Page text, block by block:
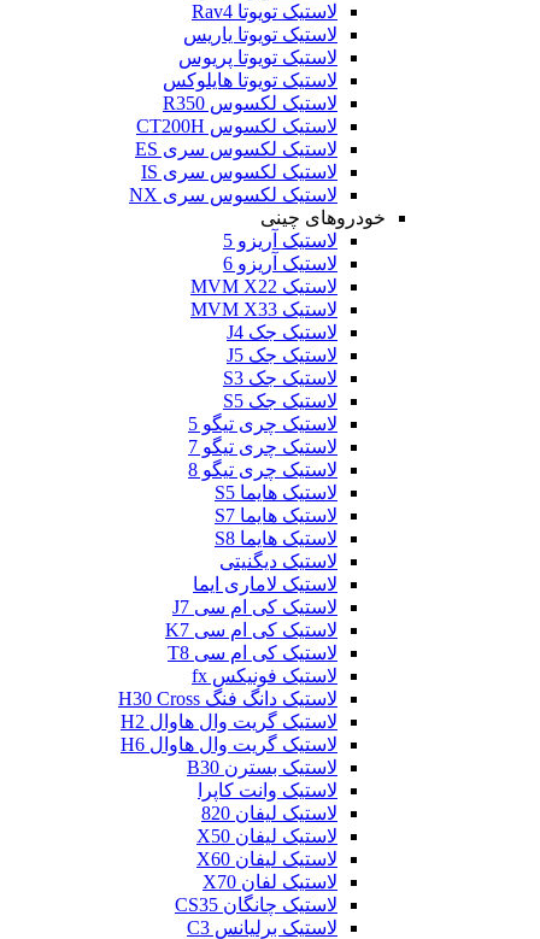
لاستیک تویوتا Rav4
لاستیک تویوتا یاریس
لاستیک تویوتا پریوس
لاستیک تویوتا هایلوکس
لاستیک لکسوس R350
لاستیک لکسوس CT200H
لاستیک لکسوس سری ES
لاستیک لکسوس سری IS
لاستیک لکسوس سری NX
خودروهای چینی
لاستیک آریزو 5
لاستیک آریزو 6
لاستیک MVM X22
لاستیک MVM X33
لاستیک جک J4
لاستیک جک J5
لاستیک جک S3
لاستیک جک S5
لاستیک چری تیگو 5
لاستیک چری تیگو 7
لاستیک چری تیگو 8
لاستیک هایما S5
لاستیک هایما S7
لاستیک هایما S8
لاستیک دیگنیتی
لاستیک لاماری ایما
لاستیک کی ام سی J7
لاستیک کی ام سی K7
لاستیک کی ام سی T8
لاستیک فونیکس fx
لاستیک دانگ فنگ H30 Cross
لاستیک گریت وال هاوال H2
لاستیک گریت وال هاوال H6
لاستیک بسترن B30
لاستیک وانت کاپرا
لاستیک لیفان 820
لاستیک لیفان X50
لاستیک لیفان X60
لاستیک لفان X70
لاستیک چانگان CS35
لاستیک برلیانس C3